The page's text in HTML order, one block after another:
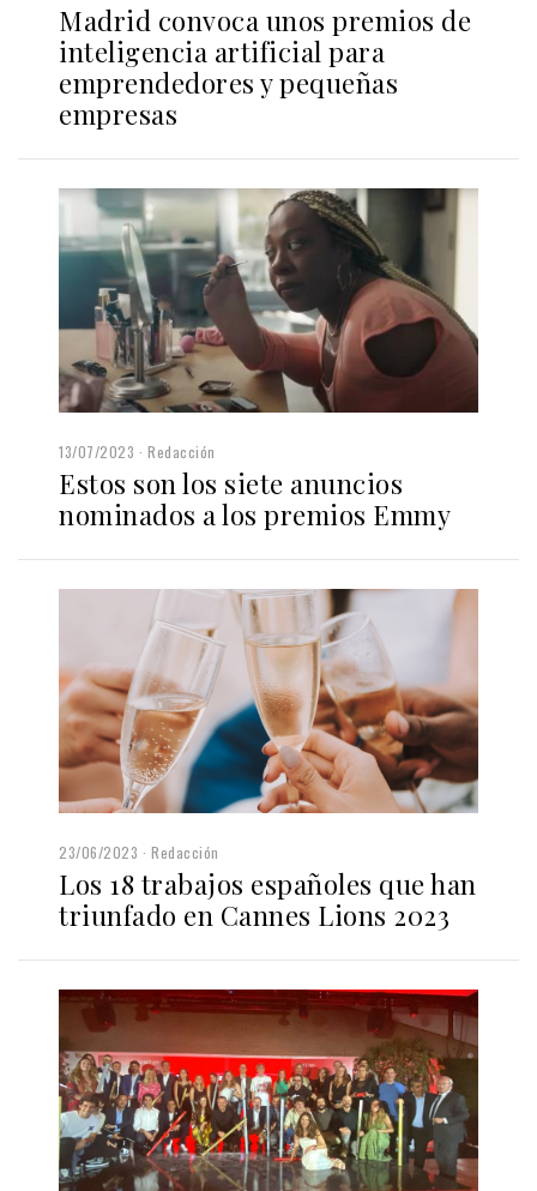
Madrid convoca unos premios de
inteligencia artificial para
emprendedores y pequeñas
empresas
13/07/2023 Redacción
Estos son los siete anuncios
nominados a los premios Emmy
23/06/2023 Redacción
Los 18 trabajos españoles que han
triunfado en Cannes Lions 2023